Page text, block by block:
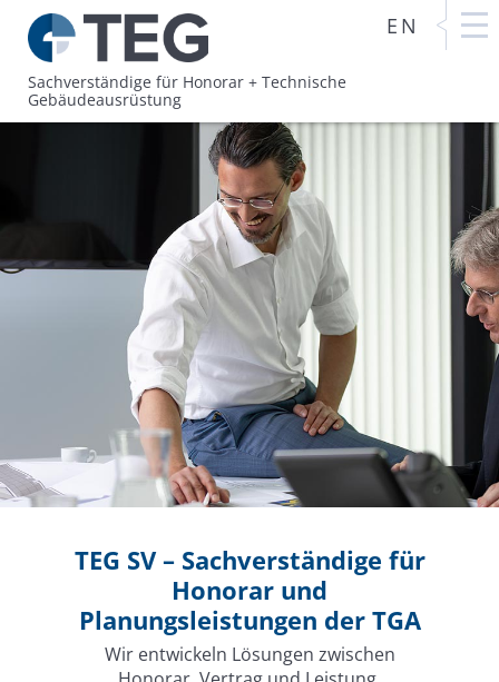
Sachverständige für Honorar + Technische
Gebäudeausrüstung
EN
TEG SV – Sachverständige für
Honorar und
Planungsleistungen der TGA
Wir entwickeln Lösungen zwischen